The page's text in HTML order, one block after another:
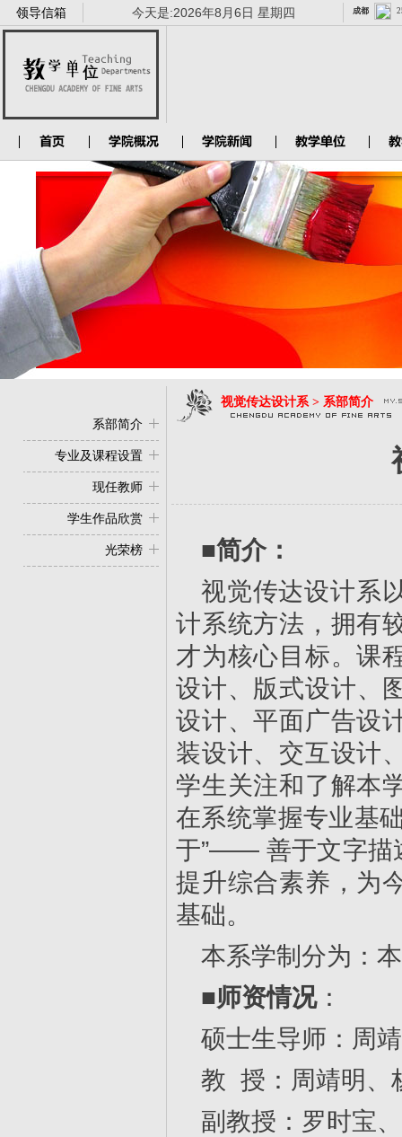
领导信箱 今天是:2026年8月6日 星期四
系部简介
专业及课程设置
现任教师
学生作品欣赏
光荣榜
视觉传达设计系 > 系部简介
■简介：
视觉传达设计系
计系统方法，拥有
才为核心目标。课
设计、版式设计、
设计、平面广告设
装设计、交互设计
学生关注和了解本
在系统掌握专业基
于”—— 善于文字描
提升综合素养，为
基础。
本系学制分为：
■师资情况：
硕士生导师：周
教 授：周靖明、
副教授：罗时宝